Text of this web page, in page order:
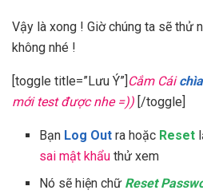
Vậy là xong ! Giờ chúng ta sẽ thử
không nhé !
[toggle title=”Lưu Ý”] Cắm Cái
mới test được nhe =)) [/toggle]
Bạn Log Out ra hoặc Reset
sai mật khẩu thử xem
Nó sẽ hiện chữ Reset